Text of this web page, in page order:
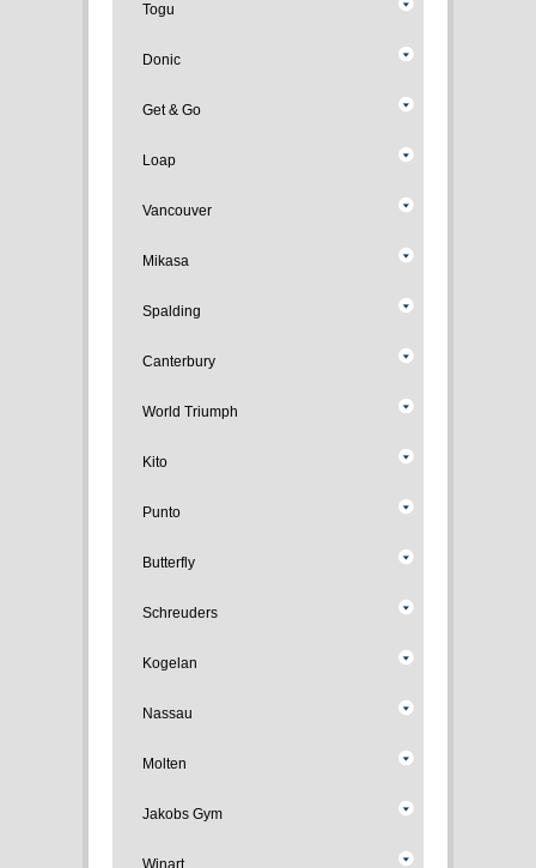
Togu
Donic
Get & Go
Loap
Vancouver
Mikasa
Spalding
Canterbury
World Triumph
Kito
Punto
Butterfly
Schreuders
Kogelan
Nassau
Molten
Jakobs Gym
Winart